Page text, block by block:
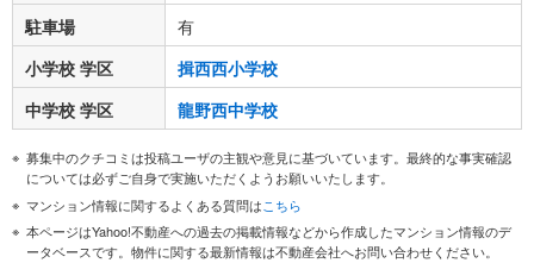
駐車場
有
小学校 学区
揖西西小学校
中学校 学区
龍野西中学校
募集中のクチコミは投稿ユーザの主観や意見に基づいています。最終的な事実確認
については必ずご自身で実施いただくようお願いいたします。
マンション情報に関するよくある質問はこちら
本ページはYahoo!不動産への過去の掲載情報などから作成したマンション情報のデ
ータベースです。物件に関する最新情報は不動産会社へお問い合わせください。